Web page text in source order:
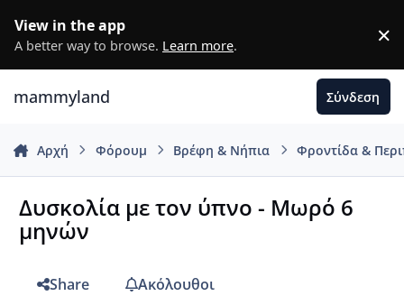
View in the app
A better way to browse. Learn more. ×
mammyland Σύνδεση
Αρχή Φόρουμ Βρέφη & Νήπια Φροντίδα &
Δυσκολία με τον ύπνο - Μωρό 6
μηνών
Share
Ακόλουθοι